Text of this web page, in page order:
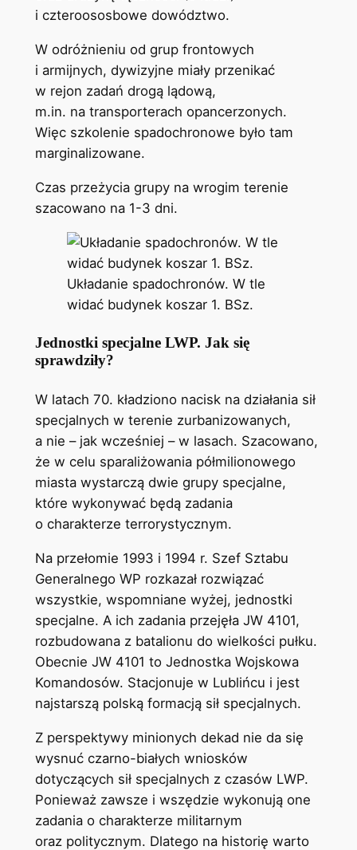
i czteroososbowe dowództwo.
W odróżnieniu od grup frontowych
i armijnych, dywizyjne miały przenikać
w rejon zadań drogą lądową,
m.in. na transporterach opancerzonych.
Więc szkolenie spadochronowe było tam
marginalizowane.
Czas przeżycia grupy na wrogim terenie
szacowano na 1-3 dni.
Układanie spadochronów. W tle
widać budynek koszar 1. BSz.
Jednostki specjalne LWP. Jak się
sprawdziły?
W latach 70. kładziono nacisk na działania sił
specjalnych w terenie zurbanizowanych,
a nie – jak wcześniej – w lasach. Szacowano,
że w celu sparaliżowania półmilionowego
miasta wystarczą dwie grupy specjalne,
które wykonywać będą zadania
o charakterze terrorystycznym.
Na przełomie 1993 i 1994 r. Szef Sztabu
Generalnego WP rozkazał rozwiązać
wszystkie, wspomniane wyżej, jednostki
specjalne. A ich zadania przejęła JW 4101,
rozbudowana z batalionu do wielkości pułku.
Obecnie JW 4101 to Jednostka Wojskowa
Komandosów. Stacjonuje w Lublińcu i jest
najstarszą polską formacją sił specjalnych.
Z perspektywy minionych dekad nie da się
wysnuć czarno-białych wniosków
dotyczących sił specjalnych z czasów LWP.
Ponieważ zawsze i wszędzie wykonują one
zadania o charakterze militarnym
oraz politycznym. Dlatego na historię warto